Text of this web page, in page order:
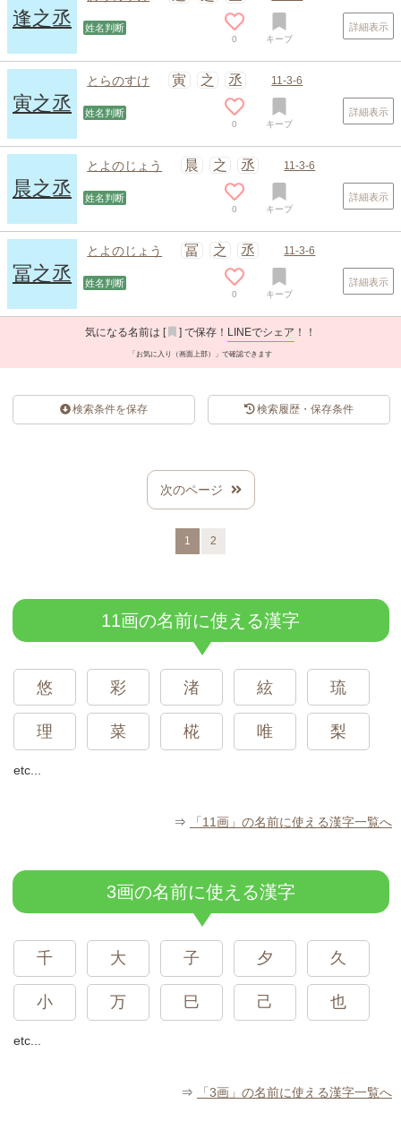
逢之丞 姓名判断
0 キープ
詳細表示
寅之丞
とらのすけ 寅 之 丞 11-3-6
姓名判断
0 キープ
詳細表示
晨之丞
とよのじょう 晨 之 丞 11-3-6
姓名判断
0 キープ
詳細表示
冨之丞
とよのじょう 冨 之 丞 11-3-6
姓名判断
0 キープ
詳細表示
気になる名前は [ ] で保存！ LINEでシェア ！！
「お気に入り（画面上部）」で確認できます
検索条件を保存 検索履歴・保存条件
次のページ
1 2
11画の名前に使える漢字
悠 彩 渚 絃 琉
理 菜 椛 唯 梨
etc...
⇒ 「11画」の名前に使える漢字一覧へ
3画の名前に使える漢字
千 大 子 夕 久
小 万 巳 己 也
etc...
⇒ 「3画」の名前に使える漢字一覧へ